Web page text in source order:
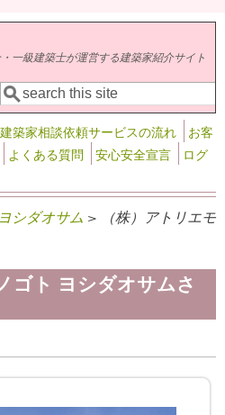
一級建築士が運営する建築家紹介サイト
検索フォーム
検索
建築家相談依頼サービスの流れ
お客
よくある質問 安心安全宣言
ログ
シダオサム > （株）アトリエモ
ゴト ヨシダオサムさ